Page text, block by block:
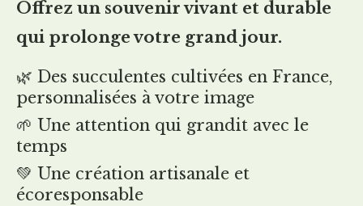
Offrez un souvenir vivant et durable
qui prolonge votre grand jour.
🌿 Des succulentes cultivées en France,
personnalisées à votre image
🌱 Une attention qui grandit avec le
temps
💚 Une création artisanale et
écoresponsable